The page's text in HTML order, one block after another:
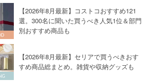
【2026年8月最新】コストコおすすめ121
選。300名に聞いた買うべき人気1位＆部門
別おすすめ商品も
【2026年8月最新】セリアで買うべきおす
すめ商品総まとめ。雑貨や収納グッズも